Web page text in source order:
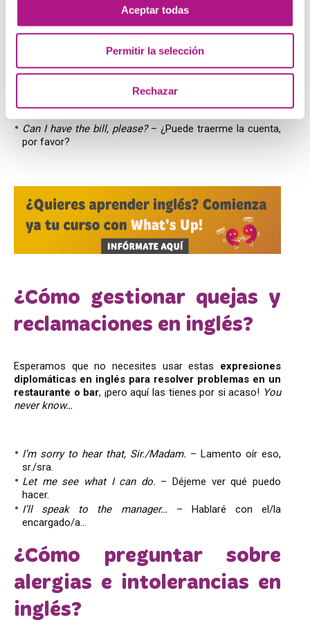
Aceptar todas
Permitir la selección
Rechazar
Would you like the bill? – ¿Desea que le traiga la
Cash or card?– ¿En efectivo o con tarjeta?
– Gracias por su visita.
Can I have the bill, please?– ¿Puede traerme la cuenta,
por favor?
¿Cómo gestionar quejas y
reclamaciones en inglés?
Esperamos que no necesites usar estas expresiones
diplomáticas en inglés para resolver problemas en un
restaurante o bar, ¡pero aquí las tienes por si acaso! You
never know…
I’m sorry to hear that, Sir./Madam. – Lamento oír eso,
sr./sra.
Let me see what I can do. – Déjeme ver qué puedo
hacer.
I’ll speak to the manager… – Hablaré con el/la
encargado/a…
¿Cómo preguntar sobre
alergias e intolerancias en
inglés?